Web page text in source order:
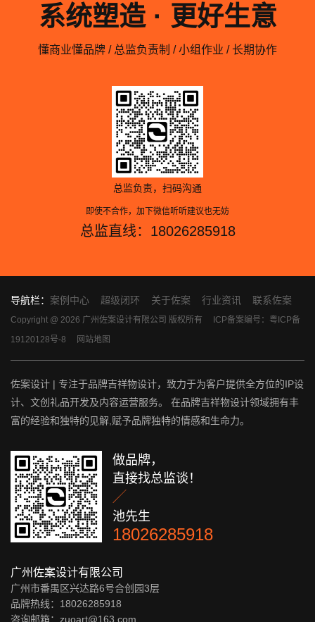
系统塑造 · 更好生意
懂商业懂品牌 / 总监负责制 / 小组作业 / 长期协作
总监负责，扫码沟通
即使不合作，加下微信听听建议也无妨
总监直线：18026285918
导航栏： 案例中心 超级闭环 关于佐案 行业资讯 联系佐案
Copyright @ 2026 广州佐案设计有限公司 版权所有 ICP备案编号：粤ICP备
19120128号-8
网站地图
佐案设计 | 专注于品牌吉祥物设计，致力于为客户提供全方位的IP设
计、文创礼品开发及内容运营服务。 在品牌吉祥物设计领域拥有丰
富的经验和独特的见解,赋予品牌独特的情感和生命力。
做品牌，
直接找总监谈！

池先生
18026285918
广州佐案设计有限公司
广州市番禺区兴达路6号合创园3层
品牌热线：18026285918
咨询邮箱：zuoart@163.com